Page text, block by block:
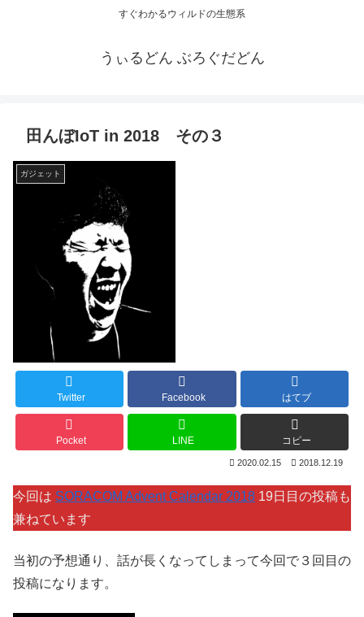
すぐわかるウィルドの生態系
うぃるどん ぶろぐだどん
田んぼIoT in 2018 その３
ガジェット
Twitter Facebook はてブ
Pocket LINE コピー
2020.02.15 2018.12.19
今回は SORACOM Advent Calendar 2018 19日目の投稿も
兼ねています
当初の予想通り、話が長くなってしまって今回で３回目の
投稿になります。